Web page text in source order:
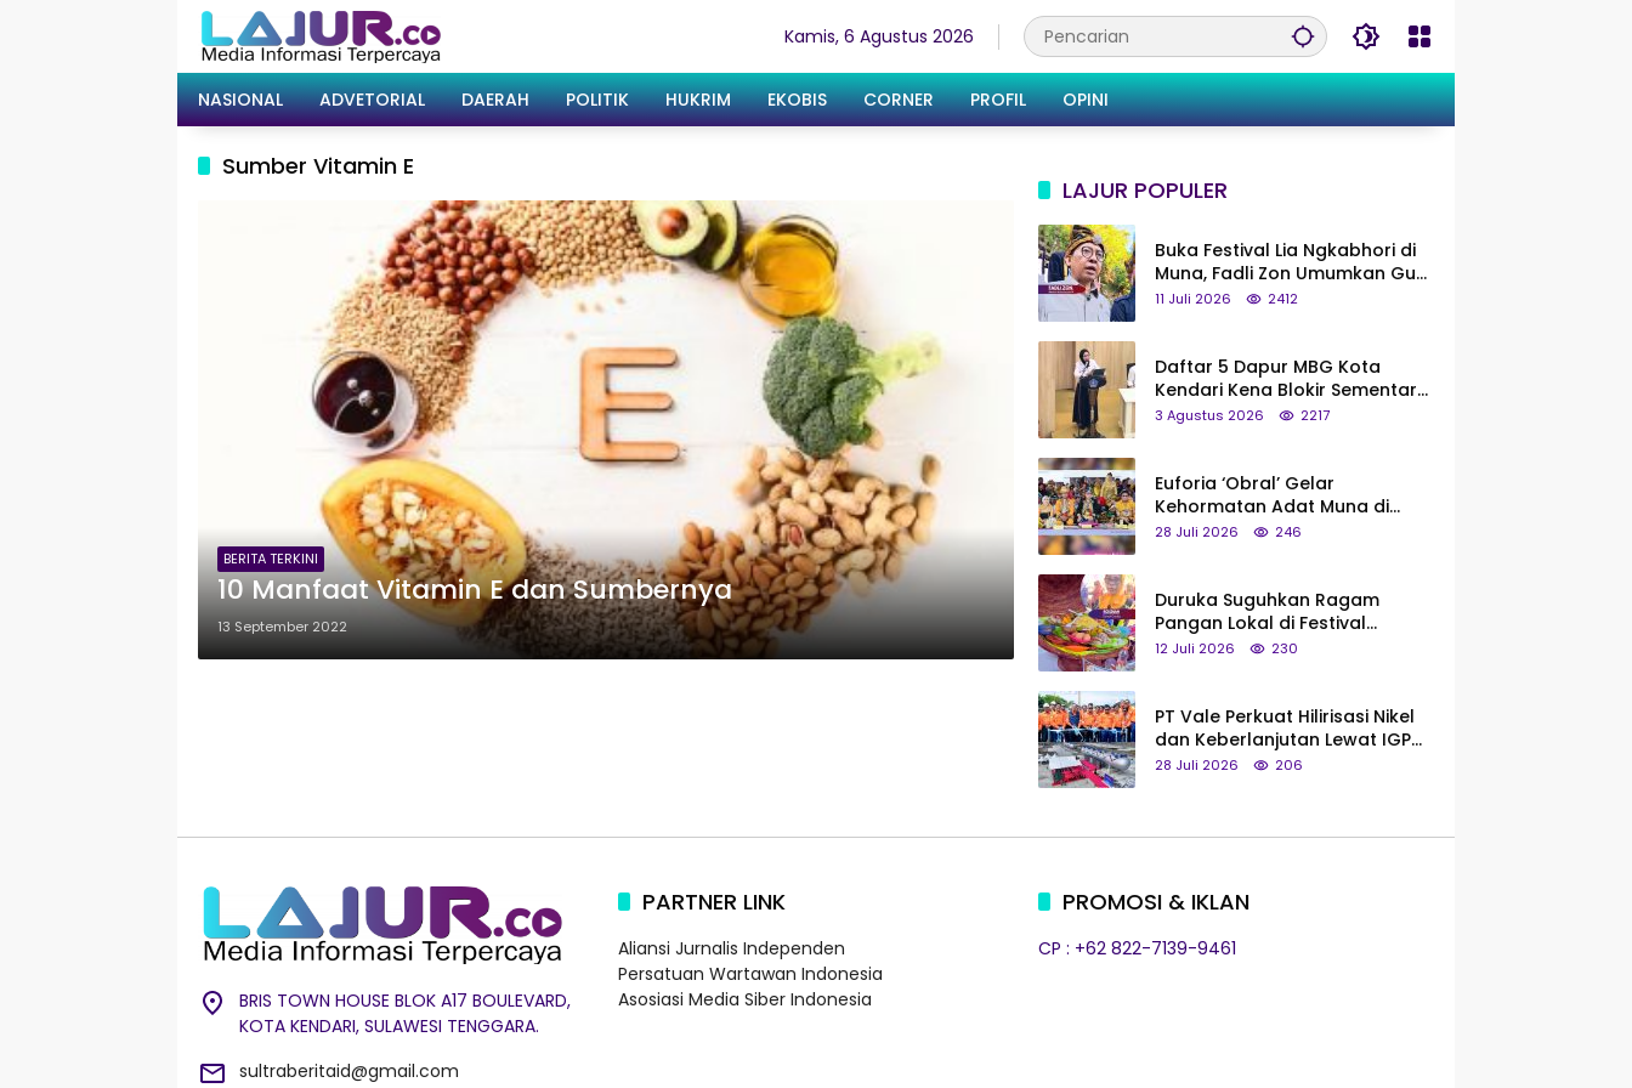
Kamis, 6 Agustus 2026
NASIONAL ADVETORIAL DAERAH POLITIK HUKRIM EKOBIS CORNER PROFIL OPINI
Sumber Vitamin E
BERITA TERKINI
10 Manfaat Vitamin E dan Sumbernya
13 September 2022
LAJUR POPULER
Buka Festival Lia Ngkabhori di
Muna, Fadli Zon Umumkan Gua
Metanduno Segera Naik Status
11 Juli 2026 2412
Daftar 5 Dapur MBG Kota
Kendari Kena Blokir Sementara
dari Pusat
3 Agustus 2026 2217
Euforia ‘Obral’ Gelar
Kehormatan Adat Muna di
Silaturahmi KKMM, Ridwan Bae:
28 Juli 2026 246
Duruka Suguhkan Ragam
Pangan Lokal di Festival
Liangkobhori, Dari Umbi Rebus
12 Juli 2026 230
PT Vale Perkuat Hilirisasi Nikel
dan Keberlanjutan Lewat IGP
Morowali
28 Juli 2026 206
BRIS TOWN HOUSE BLOK A17 BOULEVARD,
KOTA KENDARI, SULAWESI TENGGARA.
sultraberitaid@gmail.com
PARTNER LINK
Aliansi Jurnalis Independen
Persatuan Wartawan Indonesia
Asosiasi Media Siber Indonesia
PROMOSI & IKLAN
CP : +62 822-7139-9461